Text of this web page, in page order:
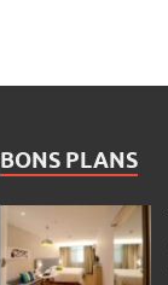
BONS PLANS